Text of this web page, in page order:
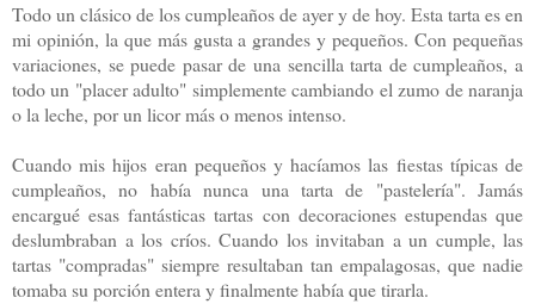
Todo un clásico de los cumpleaños de ayer y de hoy. Esta tarta es en
mi opinión, la que más gusta a grandes y pequeños. Con pequeñas
variaciones, se puede pasar de una sencilla tarta de cumpleaños, a
todo un "placer adulto" simplemente cambiando el zumo de naranja
o la leche, por un licor más o menos intenso.
Cuando mis hijos eran pequeños y hacíamos las fiestas típicas de
cumpleaños, no había nunca una tarta de "pastelería". Jamás
encargué esas fantásticas tartas con decoraciones estupendas que
deslumbraban a los críos. Cuando los invitaban a un cumple, las
tartas "compradas" siempre resultaban tan empalagosas, que nadie
tomaba su porción entera y finalmente había que tirarla.